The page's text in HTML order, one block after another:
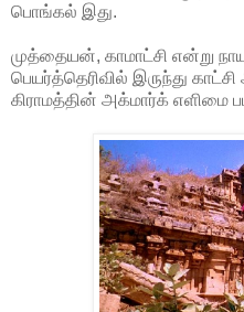
பொங்கல் இது.
முத்தையன், காமாட்சி என்று
பெயர்த்தெரிவில் இருந்து
கிராமத்தின் அக்மார்க் எளிமை